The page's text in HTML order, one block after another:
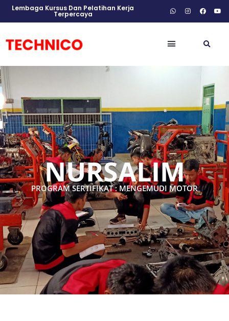
Lembaga Kursus Dan Pelatihan Kerja
Terpercaya
NURSALIM
PROGRAM SERTIFIKAT : MENGEMUDI MOTOR